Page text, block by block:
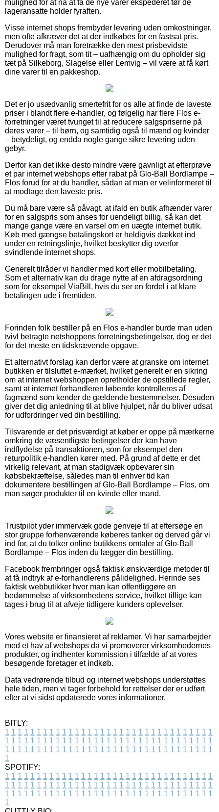
mulighed for at nå at få de nye varer ekspederet før de
lageransatte holder fyraften.
Visse internet shops frembyder levering uden omkostninger,
men ofte afkræver det at der indkøbes for en fastsat pris.
Derudover må man foretrække den mest prisbevidste
mulighed for fragt, som tit – uafhængig om du opholder sig
tæt på Silkeborg, Slagelse eller Lemvig – vil være at få kørt
dine varer til en pakkeshop.
Det er jo usædvanlig smertefrit for os alle at finde de laveste
priser i blandt flere e-handler, og følgelig har flere Flos e-
forretninger været tvunget til at reducere salgspriserne på
deres varer – til børn, og samtidig også til mænd og kvinder
– betydeligt, og endda nogle gange sikre levering uden
gebyr.
Derfor kan det ikke desto mindre være gavnligt at efterprøve
et par internet webshops efter rabat på Glo-Ball Bordlampe –
Flos forud for at du handler, sådan at man er velinformeret til
at modtage den laveste pris.
Du må bare være så påvagt, at ifald en butik afhænder varer
for en salgspris som anses for uendeligt billig, så kan det
mange gange være en varsel om en uægte internet butik.
Køb med gængse betalingskort er heldigvis dækket ind
under en retningslinje, hvilket beskytter dig overfor
svindlende internet shops.
Generelt tilråder vi handler med kort eller mobilbetaling.
Som et alternativ kan du drage nytte af en afdragsordning
som for eksempel ViaBill, hvis du ser en fordel i at klare
betalingen ude i fremtiden.
Forinden folk bestiller på en Flos e-handler burde man uden
tvivl betragte netshoppens forretningsbetingelser, dog er det
for det meste en tidskrævende opgave.
Et alternativt forslag kan derfor være at granske om internet
butikken er tilsluttet e-mærket, hvilket generelt er en sikring
om at internet webshoppen opretholder de opstillede regler,
samt at internet forhandleren løbende kontrolleres af
fagmænd som kender de gældende bestemmelser. Desuden
giver det dig anledning til at blive hjulpet, når du bliver udsat
for udfordringer ved din bestilling.
Tilsvarende er det prisværdigt at køber er oppe på mærkerne
omkring de væsentligste betingelser der kan have
indflydelse på transaktionen, som for eksempel den
returpolitik e-handlen kører med. På grund af dette er det
virkelig relevant, at man stadigvæk opbevarer sin
købsbekræftelse, således man til enhver tid kan
dokumentere bestillingen af Glo-Ball Bordlampe – Flos, om
man søger produkter til en kvinde eller mand.
Trustpilot yder immervæk gode genveje til at eftersøge en
stor gruppe forhenværende køberes tanker og derved går vi
ind for, at du tolker online butikkens omtaler af Glo-Ball
Bordlampe – Flos inden du lægger din bestilling.
Facebook frembringer også faktisk ønskværdige metoder til
at få indtryk af e-forhandlerens pålidelighed. Herinde ses
faktisk webbutikker hvor man kan offentliggøre en
bedømmelse af virksomhedens service, hvilket tillige kan
tages i brug til at afveje tidligere kunders oplevelser.
Vores website er finansieret af reklamer. Vi har samarbejder
med et hav af webshops da vi promoverer virksomhedernes
produkter, og indhenter kommission i tilfælde af at vores
besøgende foretager et indkøb.
Data vedrørende tilbud og internet webshops understøttes
hele tiden, men vi tager forbehold for rettelser der er udført
efter at vi sidst opdaterede vores informationer.
BITLY:
1 1 1 1 1 1 1 1 1 1 1 1 1 1 1 1 1 1 1 1 1 1 1 1 1 1 1 1 1 1 1 1 1
1 1 1 1 1 1 1 1 1 1 1 1 1 1 1 1 1 1 1 1 1 1 1 1 1 1 1 1 1 1 1 1 1
1 1 1 1 1 1 1 1 1 1 1 1 1 1 1 1 1 1 1 1 1 1 1 1 1 1 1 1 1 1 1 1 1
1
SPOTIFY:
1 1 1 1 1 1 1 1 1 1 1 1 1 1 1 1 1 1 1 1 1 1 1 1 1 1 1 1 1 1 1 1 1
1 1 1 1 1 1 1 1 1 1 1 1 1 1 1 1 1 1 1 1 1 1 1 1 1 1 1 1 1 1 1 1 1
1 1 1 1 1 1 1 1 1 1 1 1 1 1 1 1 1 1 1 1 1 1 1 1 1 1 1 1 1 1 1 1 1
1